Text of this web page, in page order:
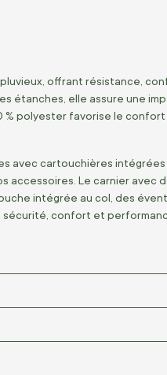
offrant résistance,
étanches, elle assure une
polyester favorise le
avec cartouchières
accessoires. Le carnier avec
intégrée au col, des
confort et